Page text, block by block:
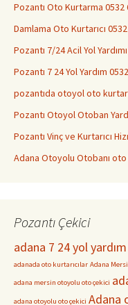
Pozantı Oto Kurtarma 0532
Damlama Oto Kurtarıcı
Pozantı 7/24 Acil Yol
Pozantı 7 24 Yol Yardım
pozantıda otoyol oto
Pozantı Otoyol Otoban
Pozantı Vinç ve Kurtarıcı
Adana Otoyolu Otobanı
Pozantı Çekici
adana 7 24 yol yardım
adanada oto kurtarıcılar Adana
adana mersin otoyolu oto çekici
adana otoyolu oto çekici Adana